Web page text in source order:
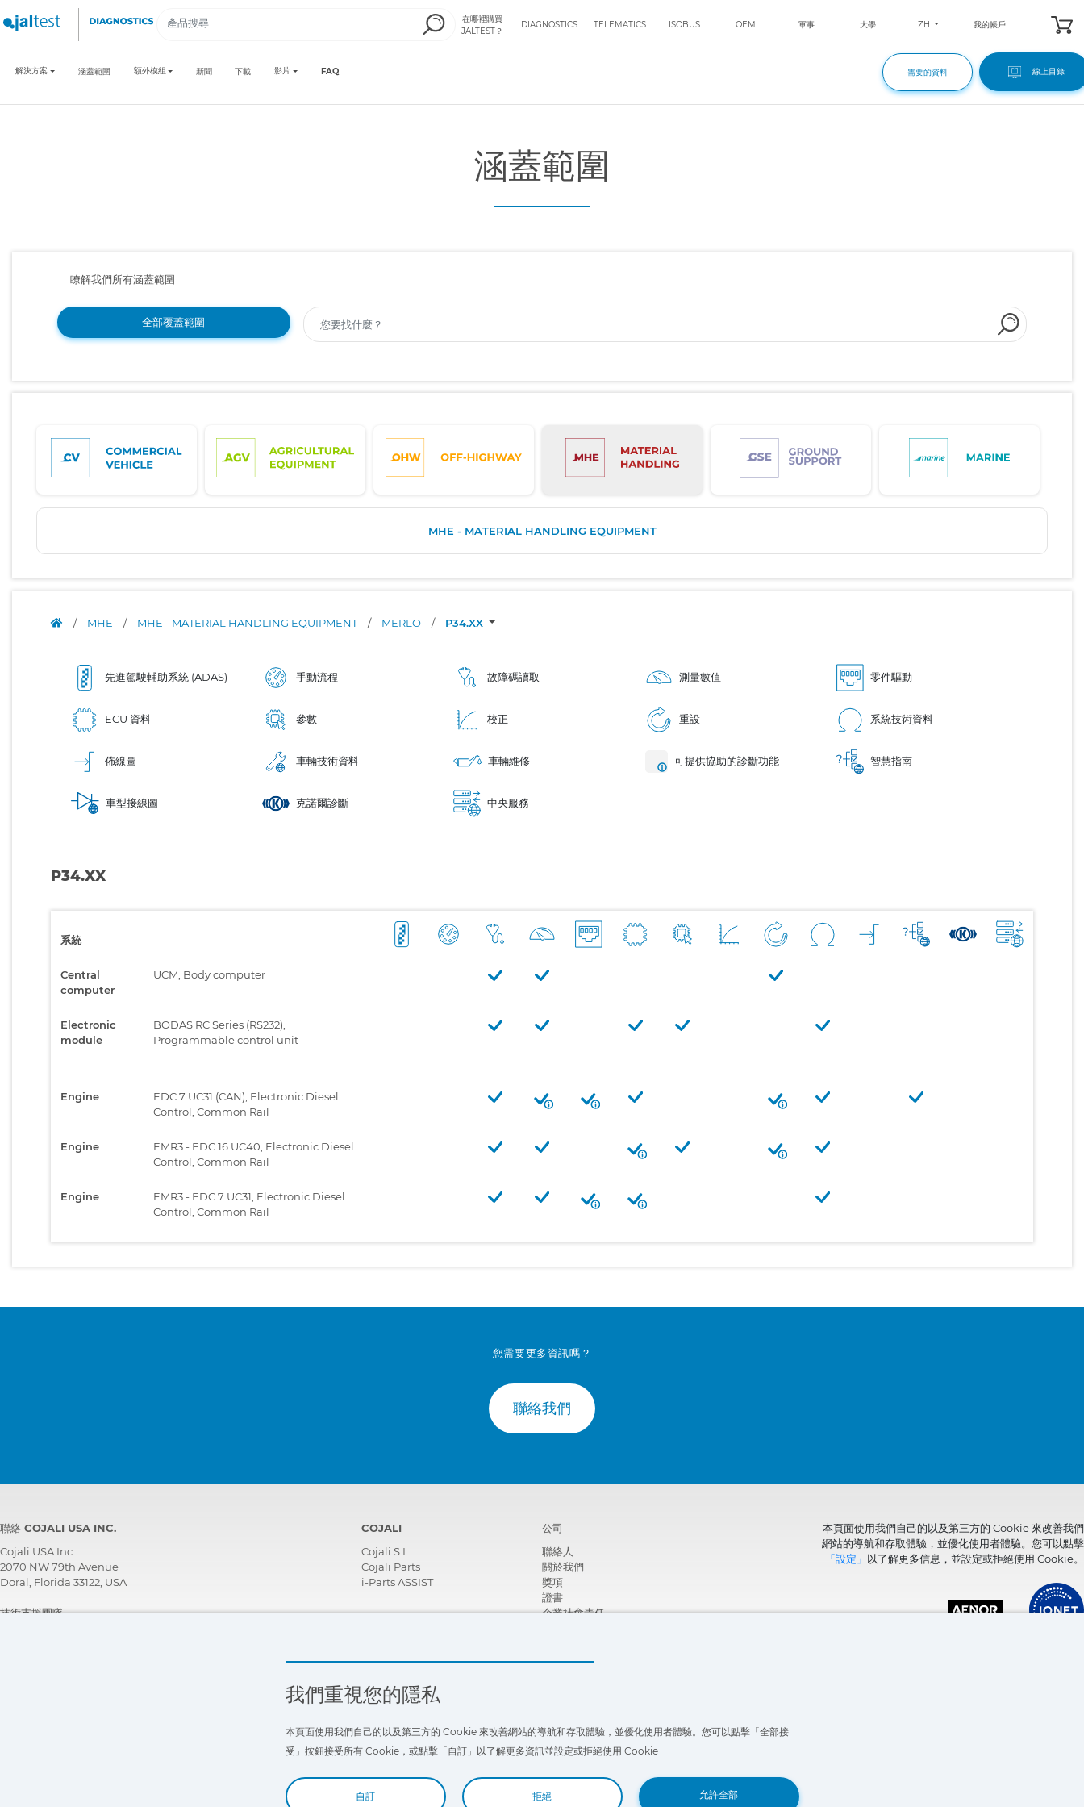
在哪裡購買
JALTEST？
DIAGNOSTICS TELEMATICS ISOBUS OEM 軍事 大學 ZH 我的帳戶
解決方案 涵蓋範圍 額外模組 新聞 下載 影片 FAQ 需要的資料 線上目錄
涵蓋範圍
瞭解我們所有涵蓋範圍
全部覆蓋範圍
MHE - MATERIAL HANDLING EQUIPMENT
/ MHE / MHE - MATERIAL HANDLING EQUIPMENT / MERLO / P34.XX
先進駕駛輔助系統 (ADAS) 手動流程 故障碼讀取 測量數值 零件驅動
ECU 資料 參數 校正 重設 系統技術資料
佈線圖 車輛技術資料 車輛維修 可提供協助的診斷功能 智慧指南
車型接線圖 克諾爾診斷 中央服務
P34.XX
系統
Central
computer
UCM, Body computer
Electronic
module
BODAS RC Series (RS232),
Programmable control unit
-
Engine
EDC 7 UC31 (CAN), Electronic Diesel
Control, Common Rail
Engine
EMR3 - EDC 16 UC40, Electronic Diesel
Control, Common Rail
Engine
EMR3 - EDC 7 UC31, Electronic Diesel
Control, Common Rail
您需要更多資訊嗎？
聯絡我們
聯絡 COJALI USA INC.
Cojali USA Inc.
2070 NW 79th Avenue
Doral, Florida 33122, USA
技術支援團隊
COJALI
Cojali S.L.
Cojali Parts
i-Parts ASSIST
公司
聯絡人
關於我們
獎項
證書
企業社會責任
影片
本頁面使用我們自己的以及第三方的 Cookie 來改善我們
網站的導航和存取體驗，並優化使用者體驗。您可以點擊
「設定」 以了解更多信息，並設定或拒絕使用 Cookie。
我們重視您的隱私
本頁面使用我們自己的以及第三方的 Cookie 來改善網站的導航和存取體驗，並優化使用者體驗。您可以點擊「全部接
受」按鈕接受所有 Cookie，或點擊「自訂」以了解更多資訊並設定或拒絕使用 Cookie
自訂 拒絕 允許全部